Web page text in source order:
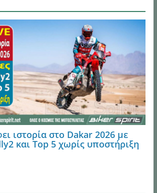
ιστορία στο Dakar 2026 με
και Top 5 χωρίς υποστήριξη